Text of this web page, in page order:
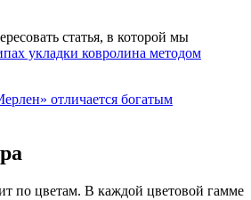
статья, в которой мы
укладки ковролина методом
по цветам. В каждой цветовой гамме